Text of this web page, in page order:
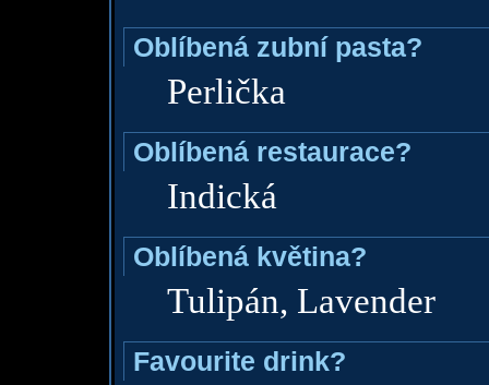
Oblíbená zubní pasta?
Perlička
Oblíbená restaurace?
Indická
Oblíbená květina?
Tulipán, Lavender
Favourite drink?